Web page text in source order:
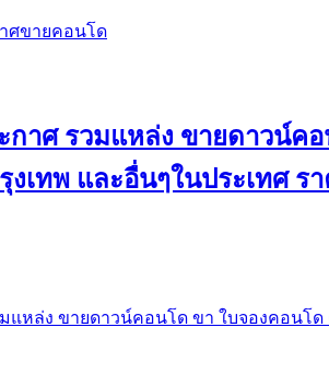
ศขายคอนโด
กาศ รวมแหล่ง ขายดาวน์
เทพ และอื่นๆในประเทศ ร
แหล่ง ขายดาวน์คอนโด ขา ใบจองคอน